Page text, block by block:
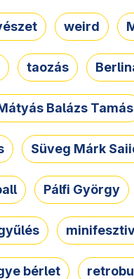
weird
taozás
Balázs Tamás
Süveg Márk
Pálfi György
bérlet